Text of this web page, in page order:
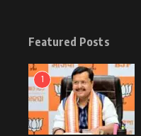
Featured Posts
1